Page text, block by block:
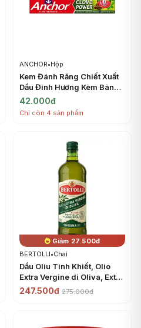
ANCHOR•Hộp
Kem Đánh Răng Chiết Xuất
Dầu Đinh Hương Kèm Bàn
Chải, Super Clove
Protection Toothpaste,
Clove Power, Toothbrush
42.000đ
Chỉ còn 4 sản phẩm
Giảm 27.500đ
BERTOLLI•Chai
Dầu Oliu Tinh Khiết, Olio
Extra Vergine di Oliva, Extra
Virgin Olive Oil (1L) -
247.500đ 275.000đ